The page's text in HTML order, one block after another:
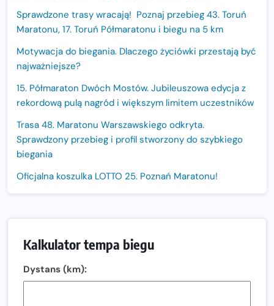
Sprawdzone trasy wracają! Poznaj przebieg 43. Toruń
Maratonu, 17. Toruń Półmaratonu i biegu na 5 km
Motywacja do biegania. Dlaczego życiówki przestają być
najważniejsze?
15. Półmaraton Dwóch Mostów. Jubileuszowa edycja z
rekordową pulą nagród i większym limitem uczestników
Trasa 48. Maratonu Warszawskiego odkryta.
Sprawdzony przebieg i profil stworzony do szybkiego
biegania
Oficjalna koszulka LOTTO 25. Poznań Maratonu!
Fabrykanta. Organizatorzy odkrywają trasę dzień po
Kalkulator tempa biegu
Dystans (km):